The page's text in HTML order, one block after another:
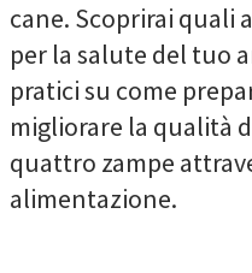
cane. Scoprirai quali
per la salute del tuo
pratici su come
migliorare la qualità
quattro zampe
alimentazione.